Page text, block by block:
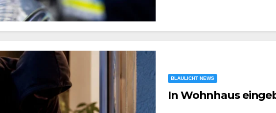
BLAULICHT NEWS
In Wohnhaus